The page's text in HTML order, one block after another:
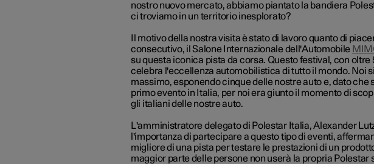
nostro nuovo mercato, abbiamo piantato la bandiera
ci troviamo in un territorio inesplorato?
Il motivo della nostra visita è stato di lavoro quanto di
consecutivo, il Salone Internazionale dell'Automobile
su questa iconica pista da corsa. Questo festival, con oltre
celebra l'eccellenza automobilistica di tutto il mondo. Noi
massimo, esponendo cinque delle nostre auto e, dato che
primo evento in Italia, per noi era giunto il momento di
gli italiani delle nostre auto.
L'amministratore delegato di Polestar Italia, Alexander
l'importanza di partecipare a questo tipo di eventi,
migliore di una pista per testare le prestazioni di un
maggior parte delle persone non userà la propria Polestar